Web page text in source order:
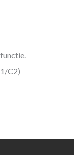
C2)